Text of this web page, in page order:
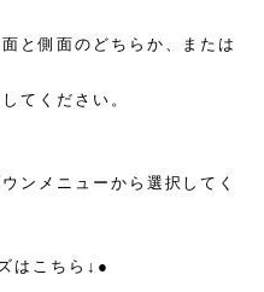
と側面のどちらか、または
てください。
ンメニューから選択してく
はこちら↓●